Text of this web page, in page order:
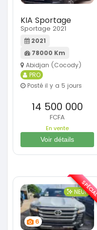
KIA Sportage
Sportage 2021
2021
78000 Km
Abidjan (Cocody)
PRO
Posté il y a 5 jours
14 500 000
FCFA
En vente
Voir détails
6
NEUF